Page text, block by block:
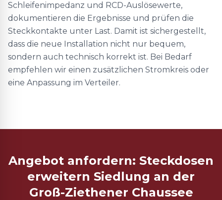
Schleifenimpedanz und RCD-Auslösewerte,
dokumentieren die Ergebnisse und prüfen die
Steckkontakte unter Last. Damit ist sichergestellt,
dass die neue Installation nicht nur bequem,
sondern auch technisch korrekt ist. Bei Bedarf
empfehlen wir einen zusätzlichen Stromkreis oder
eine Anpassung im Verteiler.
Angebot anfordern: Steckdosen
erweitern Siedlung an der
Groß-Ziethener Chaussee